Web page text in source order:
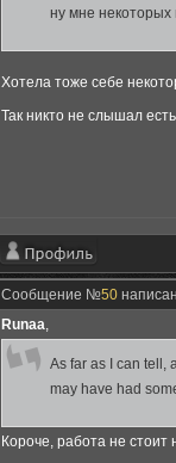
ну мне некоторых
Хотела тоже себе
Так никто не слышал
Сообщение №50
Runaa,
As far as I can tell,
may have had
Короче, работа не